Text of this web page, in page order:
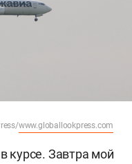
www.globallookpress.com
курсе. Завтра мой